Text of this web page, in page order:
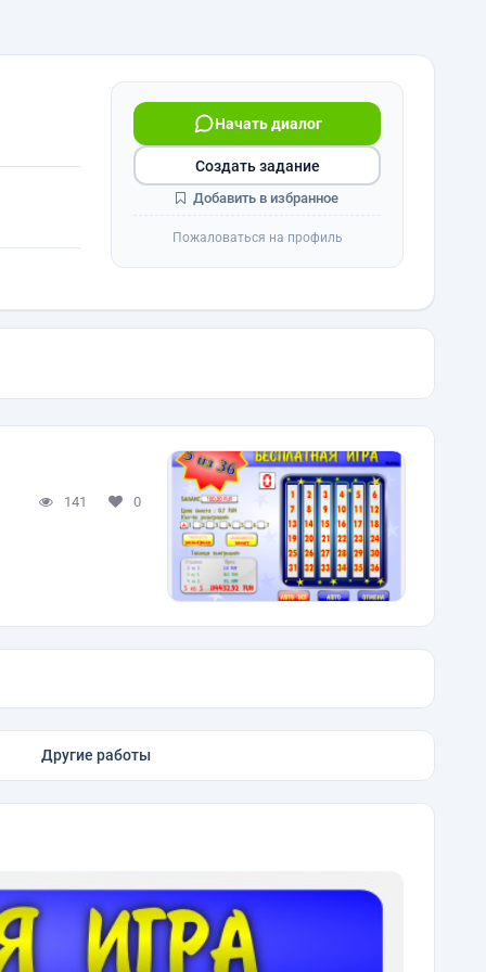
Начать диалог
Создать задание
Добавить в избранное
Пожаловаться на профиль
141 0
Другие работы